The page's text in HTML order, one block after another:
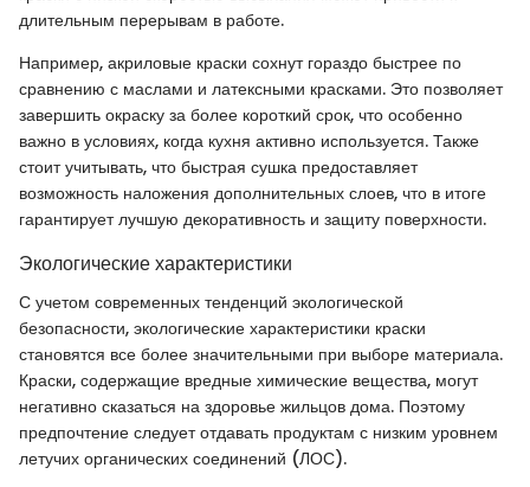
длительным перерывам в работе.
Например, акриловые краски сохнут гораздо быстрее по
сравнению с маслами и латексными красками. Это позволяет
завершить окраску за более короткий срок, что особенно
важно в условиях, когда кухня активно используется. Также
стоит учитывать, что быстрая сушка предоставляет
возможность наложения дополнительных слоев, что в итоге
гарантирует лучшую декоративность и защиту поверхности.
Экологические характеристики
С учетом современных тенденций экологической
безопасности, экологические характеристики краски
становятся все более значительными при выборе материала.
Краски, содержащие вредные химические вещества, могут
негативно сказаться на здоровье жильцов дома. Поэтому
предпочтение следует отдавать продуктам с низким уровнем
летучих органических соединений (ЛОС).